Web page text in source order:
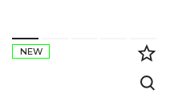
NEW